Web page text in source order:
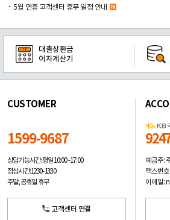
5월 연휴 고객센터 휴무 일정 안내
대출상환금
이자계산기
CUSTOMER
1599-9687
상담가능시간: 평일10:00 -17:00
점심시간: 12:30 - 13:30
주말, 공휴일 휴무
고객센터 연결
예금주:
팩스번호
이메일: